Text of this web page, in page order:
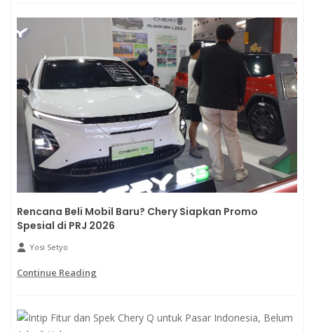
Rencana Beli Mobil Baru? Chery Siapkan Promo
Spesial di PRJ 2026
Yosi Setyo
Continue Reading